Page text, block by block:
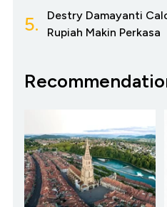
5.
Destry Damayanti
Rupiah Makin Perkasa